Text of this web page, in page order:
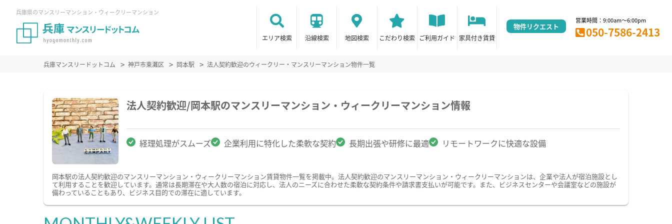
兵庫県のマンスリーマンション・ウィークリーマンション
エリア検索 沿線検索 地図検索 こだわり検索 ご利用ガイド 家具付き賃貸
物件リクエスト
営業時間：9:00am～6:00pm
050-7586-2413
兵庫マンスリードットコム 神戸市東灘区 岡本駅 法人契約歓迎のウィークリー・マンスリーマンション物件一覧
法人契約歓迎/岡本駅のマンスリーマンション・ウィークリーマンション情報
経理処理がスムーズ 企業利用に特化した柔軟な契約 長期出張や研修に最適 リモートワークに快適な設備
岡本駅の法人契約歓迎のマンスリーマンション・ウィークリーマンション賃貸物件一覧を掲載中。法人契約歓迎のマンスリーマンション・ウィークリーマンションは、企業や法人が宿泊施設とし
て利用することを歓迎しています。通常は長期滞在や大人数の宿泊に対応し、法人のニーズに合わせた柔軟な契約条件や請求書支払いが可能です。また、ビジネスセンターや会議室などの施設が
備わっていることもあり、ビジネス目的での滞在に適しています。